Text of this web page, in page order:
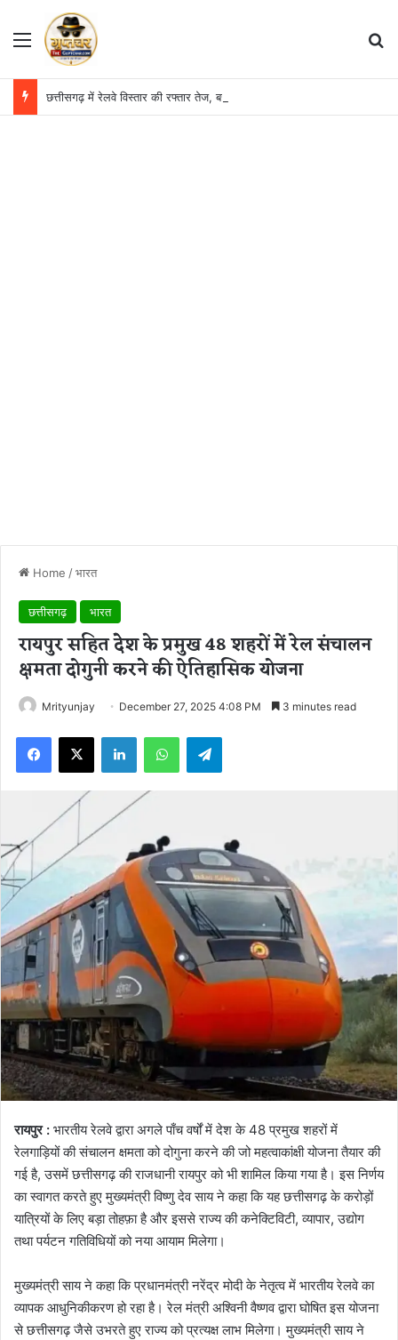
Menu
Home /भारत
छत्तीसगढ़ भारत
रायपुर सहित देेश के प्रमुख 48 शहरों में रेल संचालन
क्षमता दोगुनी करने की ऐतिहासिक योजना
Mrityunjay December 27, 2025 4:08 PM 3 minutes read
रायपुर : भारतीय रेलवे द्वारा अगले पाँच वर्षों में देश के 48 प्रमुख शहरों में
रेलगाड़ियों की संचालन क्षमता को दोगुना करने की जो महत्वाकांक्षी योजना तैयार की
गई है, उसमें छत्तीसगढ़ की राजधानी रायपुर को भी शामिल किया गया है। इस निर्णय
का स्वागत करते हुए मुख्यमंत्री विष्णु देव साय ने कहा कि यह छत्तीसगढ़ के करोड़ों
यात्रियों के लिए बड़ा तोहफ़ा है और इससे राज्य की कनेक्टिविटी, व्यापार, उद्योग
तथा पर्यटन गतिविधियों को नया आयाम मिलेगा।
मुख्यमंत्री साय ने कहा कि प्रधानमंत्री नरेंद्र मोदी के नेतृत्व में भारतीय रेलवे का
व्यापक आधुनिकीकरण हो रहा है। रेल मंत्री अश्विनी वैष्णव द्वारा घोषित इस योजना
से छत्तीसगढ़ जैसे उभरते हुए राज्य को प्रत्यक्ष लाभ मिलेगा। मुख्यमंत्री साय ने